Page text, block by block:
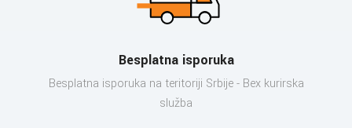
Besplatna isporuka
Besplatna isporuka na teritoriji Srbije - Bex kurirska
služba